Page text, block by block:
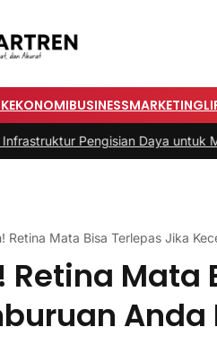
EKONOMIBUSINESSMARKETING
Daya untuk Mobil Listrik
Retina Mata Bisa Terlepas Jika
Mata